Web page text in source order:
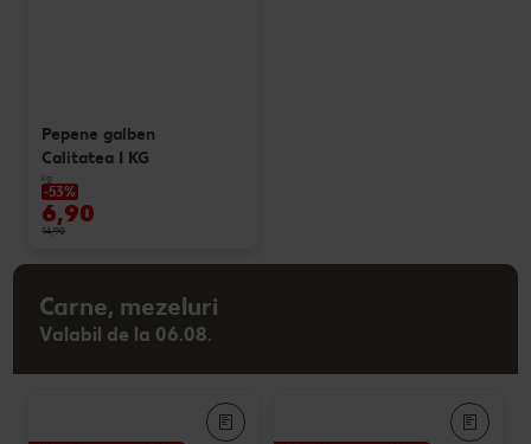
Pepene galben
Calitatea I KG
kg
-53%
6,90
14,90
Carne, mezeluri
Valabil de la 06.08.